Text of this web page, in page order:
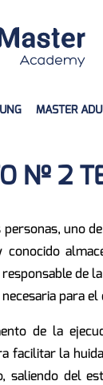
MASTER
Nº 2
personas, uno
de
para
de la
facilitar la
saliendo del